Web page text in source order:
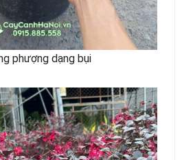
phượng dạng bụi